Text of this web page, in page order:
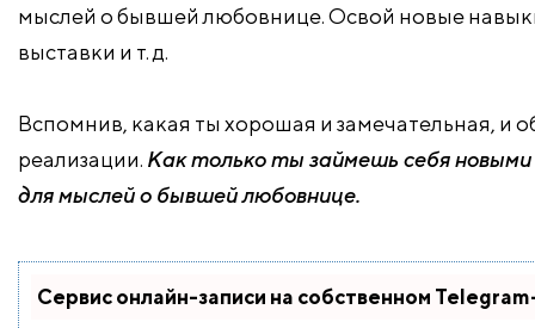
мыслей о бывшей любовнице. Освой новые
выставки и т. д.
Вспомнив, какая ты хорошая и замечательная, и
реализации. Как только ты займешь себя
для мыслей о бывшей любовнице.
Сервис онлайн-записи на собственном